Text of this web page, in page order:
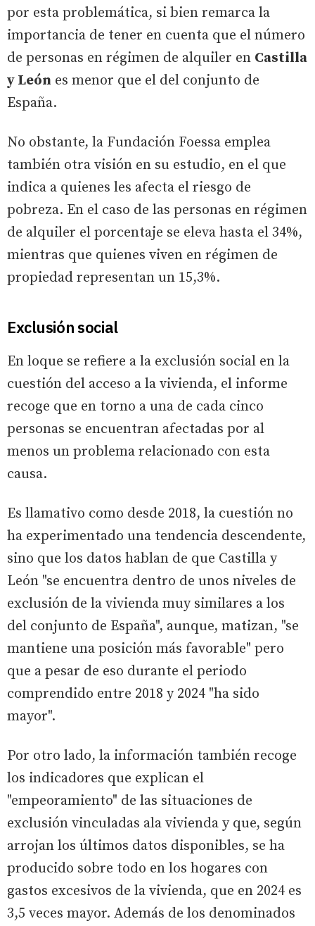
por esta problemática, si bien remarca la
importancia de tener en cuenta que el número
de personas en régimen de alquiler en Castilla
y León es menor que el del conjunto de
España.
No obstante, la Fundación Foessa emplea
también otra visión en su estudio, en el que
indica a quienes les afecta el riesgo de
pobreza. En el caso de las personas en régimen
de alquiler el porcentaje se eleva hasta el 34%,
mientras que quienes viven en régimen de
propiedad representan un 15,3%.
Exclusión social
En loque se refiere a la exclusión social en la
cuestión del acceso a la vivienda, el informe
recoge que en torno a una de cada cinco
personas se encuentran afectadas por al
menos un problema relacionado con esta
causa.
Es llamativo como desde 2018, la cuestión no
ha experimentado una tendencia descendente,
sino que los datos hablan de que Castilla y
León "se encuentra dentro de unos niveles de
exclusión de la vivienda muy similares a los
del conjunto de España", aunque, matizan, "se
mantiene una posición más favorable" pero
que a pesar de eso durante el periodo
comprendido entre 2018 y 2024 "ha sido
mayor".
Por otro lado, la información también recoge
los indicadores que explican el
"empeoramiento" de las situaciones de
exclusión vinculadas ala vivienda y que, según
arrojan los últimos datos disponibles, se ha
producido sobre todo en los hogares con
gastos excesivos de la vivienda, que en 2024 es
3,5 veces mayor. Además de los denominados